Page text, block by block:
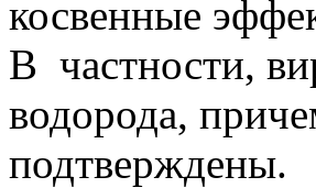
косвенные
В частности,
водорода,
подтверждены.